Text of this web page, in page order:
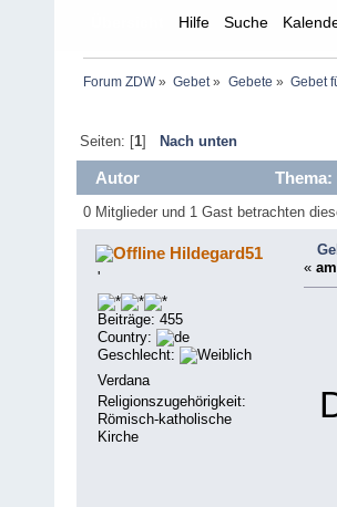
Hilfe Suche
Forum ZDW» Gebet» Gebete » Gebet
Seiten: [1] Nach unten
Autor
0 Mitglieder und 1 Gast betrachten
Hildegard51
'
Beiträge: 455
Country:
Geschlecht:
Verdana
Religionszugehörigkeit:
Römisch-katholische
Kirche
«